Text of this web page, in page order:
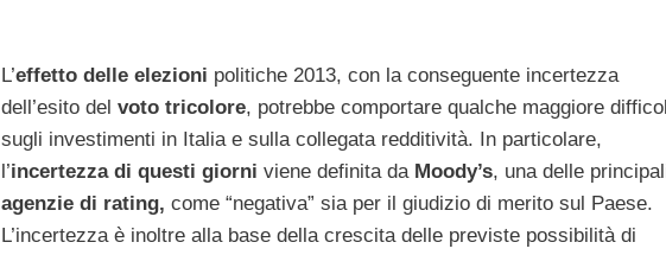
L’effetto delle elezioni politiche 2013, con la conseguente incertezza
dell’esito del voto tricolore, potrebbe comportare qualche maggiore
sugli investimenti in Italia e sulla collegata redditività. In particolare,
l’incertezza di questi giorni viene definita daMoody’s, una delle
agenzie di rating, come “negativa” sia per il giudizio di merito sul Paese.
L’incertezza è inoltre alla base della crescita delle previste possibilità di